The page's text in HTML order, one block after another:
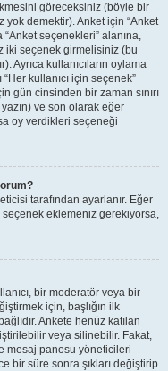
göreceksiniz (böyle bir
yok demektir). Anket için “Anket
“Anket seçenekleri” alanına,
iki seçenek girmelisiniz (bu
Ayrıca kullanıcıların oylama
kullanıcı için seçenek”
gün cinsinden bir zaman sınırı
ve son olarak eğer
oy verdikleri seçeneği
tarafından ayarlanır. Eğer
eklemeniz gerekiyorsa,
bir moderatör veya bir
için, başlığın ilk
Ankete henüz katılan
veya silinebilir. Fakat,
mesaj panosu yöneticileri
bir süre sonra şıkları değiştirip